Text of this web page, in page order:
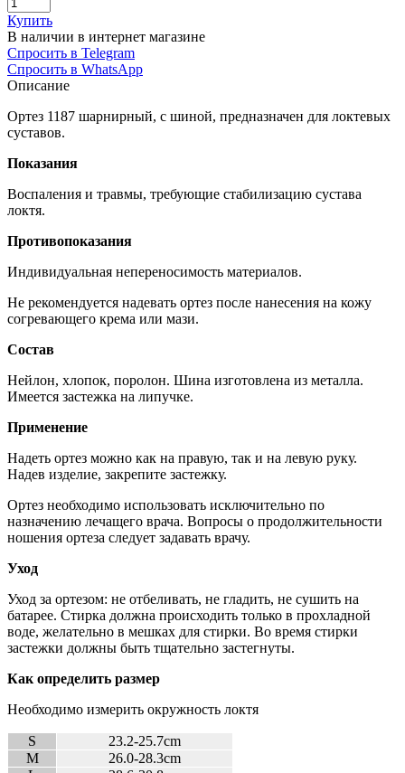
Купить
В наличии в интернет магазине
Спросить в Telegram
Спросить в WhatsApp
Описание
Ортез 1187 шарнирный, с шиной, предназначен для локтевых
суставов.
Показания
Воспаления и травмы, требующие стабилизацию сустава
локтя.
Противопоказания
Индивидуальная непереносимость материалов.
Не рекомендуется надевать ортез после нанесения на кожу
согревающего крема или мази.
Состав
Нейлон, хлопок, поролон. Шина изготовлена из металла.
Имеется застежка на липучке.
Применение
Надеть ортез можно как на правую, так и на левую руку.
Надев изделие, закрепите застежку.
Ортез необходимо использовать исключительно по
назначению лечащего врача. Вопросы о продолжительности
ношения ортеза следует задавать врачу.
Уход
Уход за ортезом: не отбеливать, не гладить, не сушить на
батарее. Стирка должна происходить только в прохладной
воде, желательно в мешках для стирки. Во время стирки
застежки должны быть тщательно застегнуты.
Как определить размер
Необходимо измерить окружность локтя
S
23.2-25.7cm
M
26.0-28.3cm